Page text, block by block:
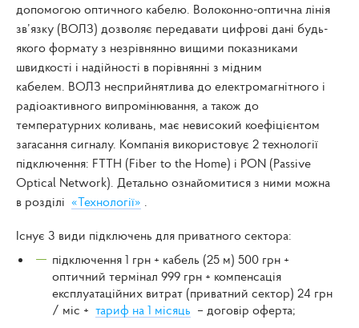
допомогою оптичного кабелю. Волоконно-оптична лінія
зв’язку (ВОЛЗ) дозволяє передавати цифрові дані будь-
якого формату з незрівнянно вищими показниками
швидкості і надійності в порівнянні з мідним
кабелем. ВОЛЗ несприйнятлива до електромагнітного і
радіоактивного випромінювання, а також до
температурних коливань, має невисокий коефіцієнтом
загасання сигналу. Компанія використовує 2 технології
підключення: FTTH (Fiber to the Home) і PON (Passive
Optical Network). Детально ознайомитися з ними можна
в розділі «Технології» .
Існує 3 види підключень для приватного сектора:
підключення 1 грн + кабель (25 м) 500 грн +
оптичний термінал 999 грн + компенсація
експлуатаційних витрат (приватний сектор) 24 грн
/ міс + тариф на 1 місяць – договір оферта;